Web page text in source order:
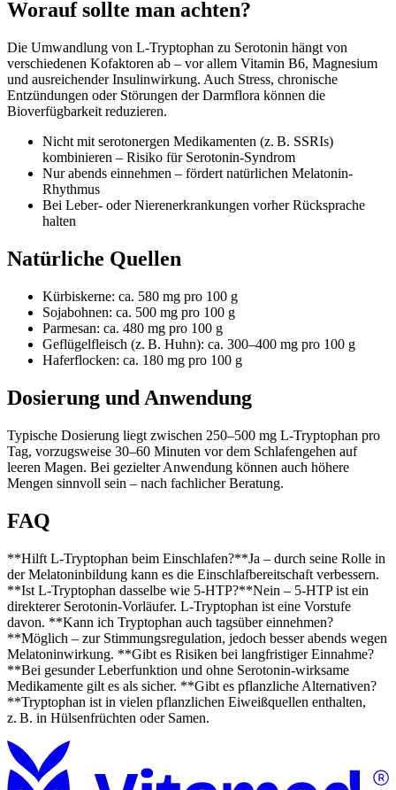
Worauf sollte man achten?
Die Umwandlung von L-Tryptophan zu Serotonin hängt von
verschiedenen Kofaktoren ab – vor allem Vitamin B6, Magnesium
und ausreichender Insulinwirkung. Auch Stress, chronische
Entzündungen oder Störungen der Darmflora können die
Bioverfügbarkeit reduzieren.
Nicht mit serotonergen Medikamenten (z. B. SSRIs)
kombinieren – Risiko für Serotonin-Syndrom
Nur abends einnehmen – fördert natürlichen Melatonin-
Rhythmus
Bei Leber- oder Nierenerkrankungen vorher Rücksprache
halten
Natürliche Quellen
Kürbiskerne: ca. 580 mg pro 100 g
Sojabohnen: ca. 500 mg pro 100 g
Parmesan: ca. 480 mg pro 100 g
Geflügelfleisch (z. B. Huhn): ca. 300–400 mg pro 100 g
Haferflocken: ca. 180 mg pro 100 g
Dosierung und Anwendung
Typische Dosierung liegt zwischen 250–500 mg L-Tryptophan pro
Tag, vorzugsweise 30–60 Minuten vor dem Schlafengehen auf
leeren Magen. Bei gezielter Anwendung können auch höhere
Mengen sinnvoll sein – nach fachlicher Beratung.
FAQ
**Hilft L-Tryptophan beim Einschlafen?**Ja – durch seine Rolle in
der Melatoninbildung kann es die Einschlafbereitschaft verbessern.
**Ist L-Tryptophan dasselbe wie 5-HTP?**Nein – 5-HTP ist ein
direkterer Serotonin-Vorläufer. L-Tryptophan ist eine Vorstufe
davon. **Kann ich Tryptophan auch tagsüber einnehmen?
**Möglich – zur Stimmungsregulation, jedoch besser abends wegen
Melatoninwirkung. **Gibt es Risiken bei langfristiger Einnahme?
**Bei gesunder Leberfunktion und ohne Serotonin-wirksame
Medikamente gilt es als sicher. **Gibt es pflanzliche Alternativen?
**Tryptophan ist in vielen pflanzlichen Eiweißquellen enthalten,
z. B. in Hülsenfrüchten oder Samen.